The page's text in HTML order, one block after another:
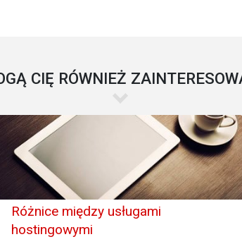
CIĘ RÓWNIEŻ
Różnice między usługami
hostingowymi